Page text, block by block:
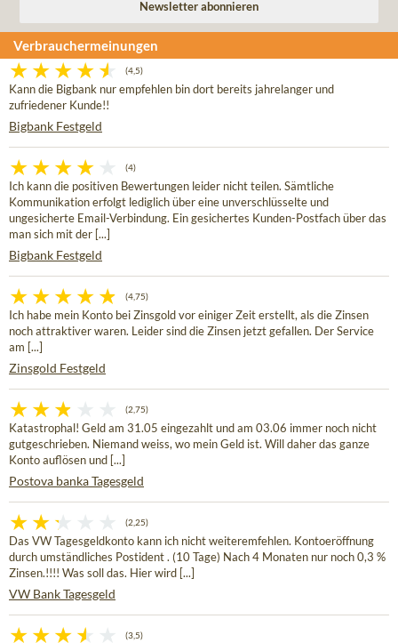
Verbrauchermeinungen
(4,5)
Kann die Bigbank nur empfehlen bin dort bereits jahrelanger und
zufriedener Kunde!!
Bigbank Festgeld
(4)
Ich kann die positiven Bewertungen leider nicht teilen. Sämtliche
Kommunikation erfolgt lediglich über eine unverschlüsselte und
ungesicherte Email-Verbindung. Ein gesichertes Kunden-Postfach über das
man sich mit der [...]
Bigbank Festgeld
(4,75)
Ich habe mein Konto bei Zinsgold vor einiger Zeit erstellt, als die Zinsen
noch attraktiver waren. Leider sind die Zinsen jetzt gefallen. Der Service
am [...]
Zinsgold Festgeld
(2,75)
Katastrophal! Geld am 31.05 eingezahlt und am 03.06 immer noch nicht
gutgeschrieben. Niemand weiss, wo mein Geld ist. Will daher das ganze
Konto auflösen und [...]
Postova banka Tagesgeld
(2,25)
Das VW Tagesgeldkonto kann ich nicht weiteremfehlen. Kontoeröffnung
durch umständliches Postident . (10 Tage) Nach 4 Monaten nur noch 0,3 %
Zinsen.!!!! Was soll das. Hier wird [...]
VW Bank Tagesgeld
(3,5)